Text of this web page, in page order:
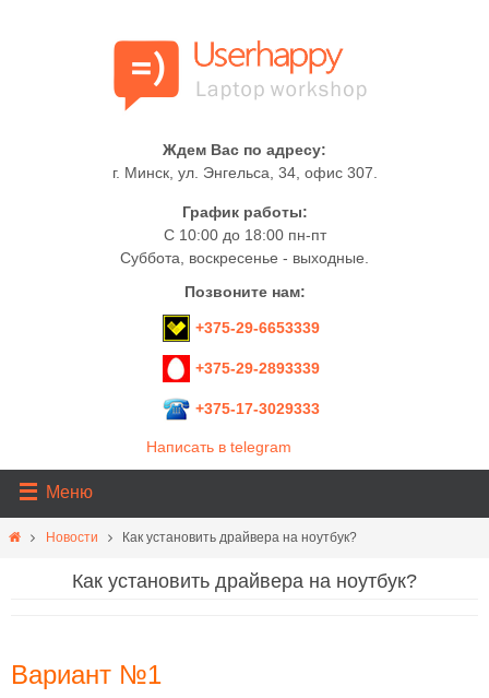
Ждем Вас по адресу:
г. Минск, ул. Энгельса, 34, офис 307.
График работы:
C 10:00 до 18:00 пн-пт
Суббота, воскресенье - выходные.
Позвоните нам:
+375-29-6653339
+375-29-2893339
+375-17-3029333
Написать в telegram
Меню
Новости Как установить драйвера на ноутбук?
Как установить драйвера на ноутбук?
Вариант №1